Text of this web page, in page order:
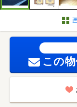
この